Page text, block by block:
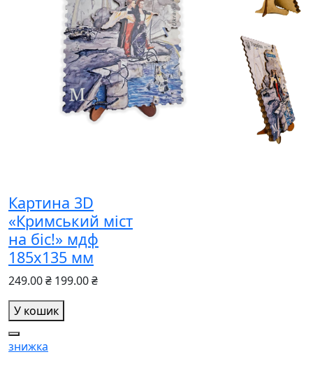
Картина 3D
«Кримський міст
на біс!» мдф
185х135 мм
249.00 ₴ 199.00 ₴
У кошик
знижка